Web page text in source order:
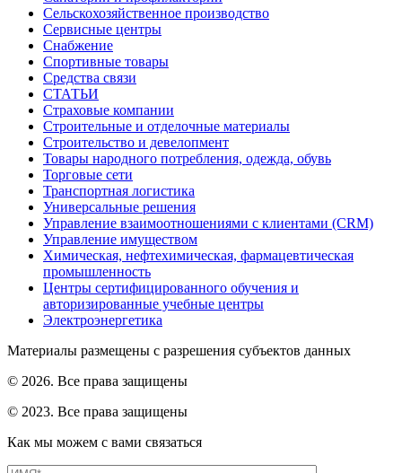
Сельскохозяйственное производство
Сервисные центры
Снабжение
Спортивные товары
Средства связи
СТАТЬИ
Страховые компании
Строительные и отделочные материалы
Строительство и девелопмент
Товары народного потребления, одежда, обувь
Торговые сети
Транспортная логистика
Универсальные решения
Управление взаимоотношениями с клиентами (CRM)
Управление имуществом
Химическая, нефтехимическая, фармацевтическая
промышленность
Центры сертифицированного обучения и
авторизированные учебные центры
Электроэнергетика
Материалы размещены с разрешения субъектов данных
© 2026. Все права защищены
© 2023. Все права защищены
Как мы можем с вами связаться